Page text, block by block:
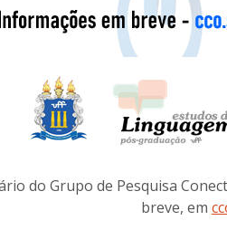
do Grupo de Pesquisa
breve, em